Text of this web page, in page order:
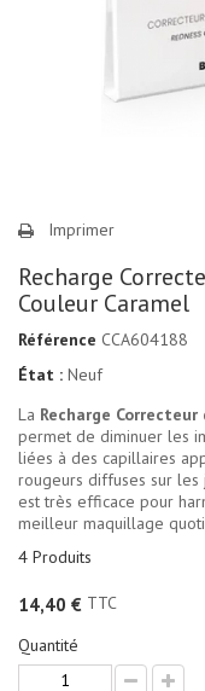
Imprimer
Recharge
Couleur Caramel
Référence CCA604188
État : Neuf
La Recharge
permet de diminuer les
liées à des capillaires
rougeurs diffuses sur
est très efficace pour
meilleur maquillage
4 Produits
14,40 € TTC
Quantité